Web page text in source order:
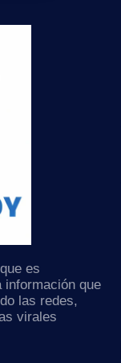
es
información que
las redes,
virales